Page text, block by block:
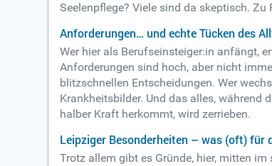
Seelenpflege? Viele sind da skeptisch.
Anforderungen… und echte Tücken des
Wer hier als Berufseinsteiger:in anfängt,
Anforderungen sind hoch, aber nicht
blitzschnellen Entscheidungen. Wer
Krankheitsbilder. Und das alles,
halber Kraft herkommt, wird zerrieben.
Leipziger Besonderheiten – was (oft) für
Trotz allem gibt es Gründe, hier, mitten